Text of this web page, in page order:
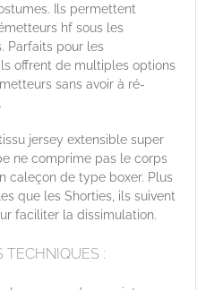
Ils permettent
hf sous les
Parfaits pour les
offrent de multiples options
sans avoir à ré-
jersey extensible super
ne comprime pas le corps
caleçon de type boxer. Plus
que les Shorties, ils suivent
faciliter la dissimulation.
TECHNIQUES :